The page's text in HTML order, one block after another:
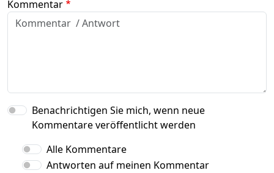
Kommentar
Benachrichtigen Sie mich, wenn neue
Kommentare veröffentlicht werden
Alle Kommentare
Antworten auf meinen Kommentar